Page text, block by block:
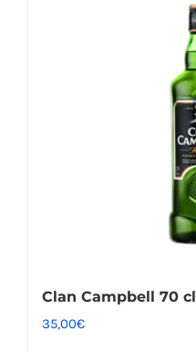
Clan Campbell 70 cl
35,00€